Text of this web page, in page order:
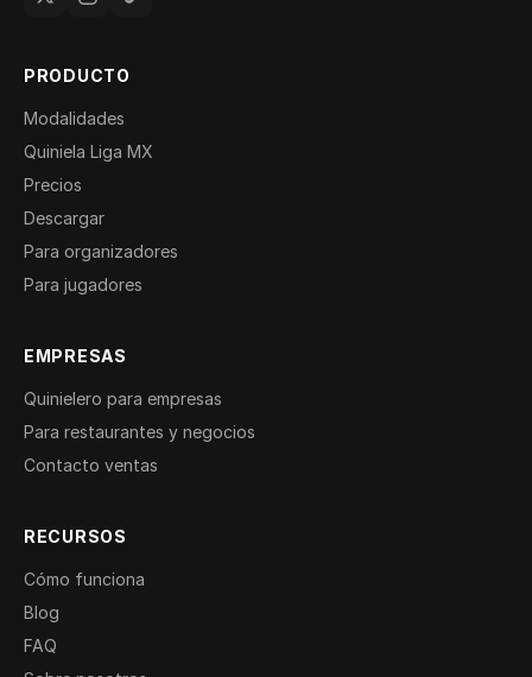
PRODUCTO
Modalidades
Quiniela Liga MX
Precios
Descargar
Para organizadores
Para jugadores
EMPRESAS
Quinielero para empresas
Para restaurantes y negocios
Contacto ventas
RECURSOS
Cómo funciona
Blog
FAQ